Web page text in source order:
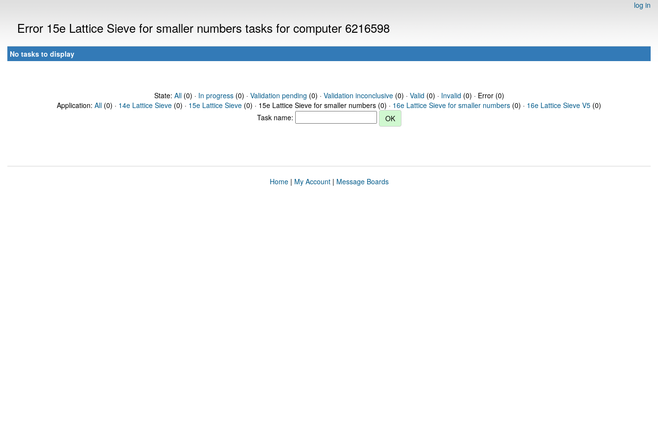
log in
Error 15e Lattice Sieve for smaller numbers tasks for computer 6216598
No tasks to display
State: All(0) · In progress(0) · Validation pending (0) · Validation inconclusive(0) · Valid (0) · Invalid (0) · Error (0)
Application: All (0) · 14e Lattice Sieve (0) · 15e Lattice Sieve (0) · 15e Lattice Sieve for smaller numbers (0) · 16e Lattice Sieve for smaller numbers (0) · 16e Lattice Sieve V5 (0)
Task name:
Home| My Account| Message Boards